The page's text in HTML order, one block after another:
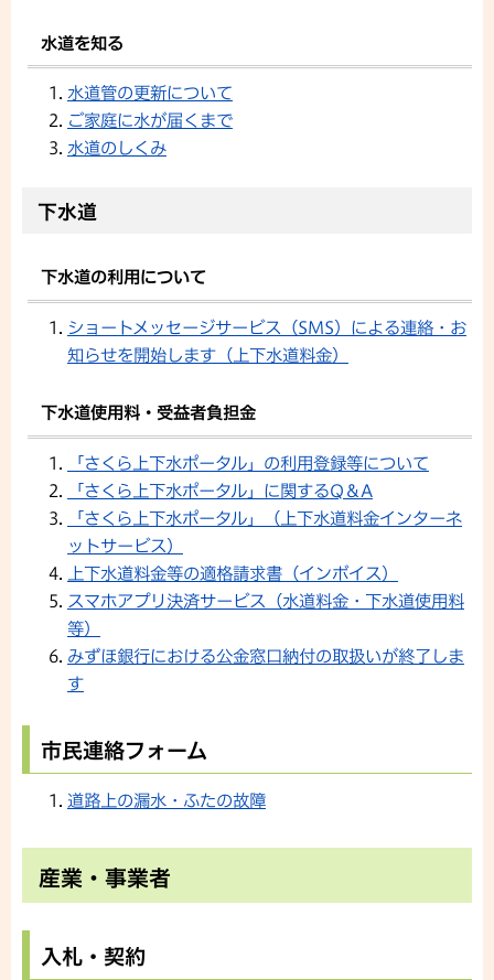
水道を知る
水道管の更新について
ご家庭に水が届くまで
水道のしくみ
下水道
下水道の利用について
ショートメッセージサービス（SMS）による連絡・お
知らせを開始します（上下水道料金）
下水道使用料・受益者負担金
「さくら上下水ポータル」の利用登録等について
「さくら上下水ポータル」に関するQ＆A
「さくら上下水ポータル」（上下水道料金インターネ
ットサービス）
上下水道料金等の適格請求書（インボイス）
スマホアプリ決済サービス（水道料金・下水道使用料
等）
みずほ銀行における公金窓口納付の取扱いが終了しま
す
市民連絡フォーム
道路上の漏水・ふたの故障
産業・事業者
入札・契約